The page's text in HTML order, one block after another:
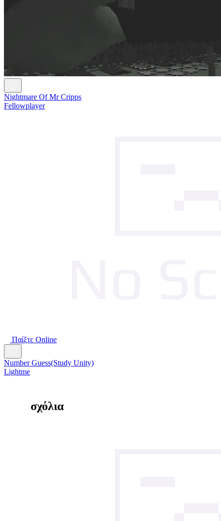
Nightmare Of Mr Cripps
Fellowplayer
Παίξτε Online
Number Guess(Study Unity)
Lightme
σχόλια